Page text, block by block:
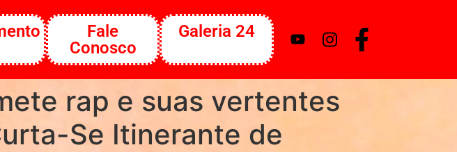
Fale
Conosco
Galeria 24
rap e suas vertentes
Se Itinerante de